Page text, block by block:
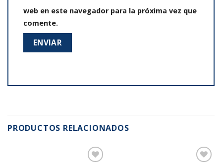
web en este navegador para la próxima vez que
comente.
PRODUCTOS RELACIONADOS